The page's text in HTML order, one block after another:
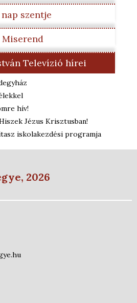
nap szentje
Miserend
Televízió hírei
hív!
Jézus Krisztusban!
iskolakezdési programja
2026